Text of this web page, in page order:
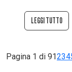
LEGGI TUTTO
Pagina 1 di 91234